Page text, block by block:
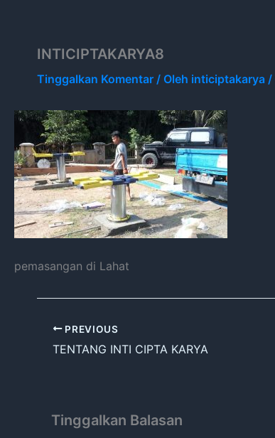
INTICIPTAKARYA8
Tinggalkan Komentar / Oleh inticiptakarya /
pemasangan di Lahat
PREVIOUS
TENTANG INTI CIPTA KARYA
Tinggalkan Balasan